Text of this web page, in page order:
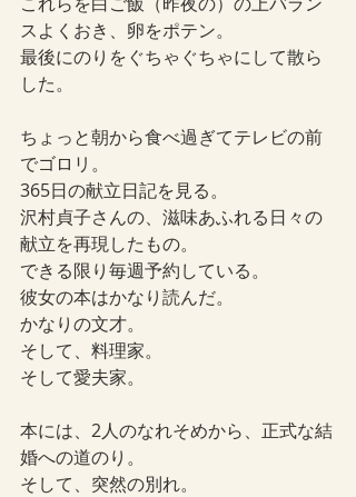
スよくおき、卵をポテン。
最後にのりをぐちゃぐちゃにして散ら
した。
ちょっと朝から食べ過ぎてテレビの前
でゴロリ。
365日の献立日記を見る。
沢村貞子さんの、滋味あふれる日々の
献立を再現したもの。
できる限り毎週予約している。
彼女の本はかなり読んだ。
かなりの文才。
そして、料理家。
そして愛夫家。
本には、2人のなれそめから、正式な結
婚への道のり。
そして、突然の別れ。